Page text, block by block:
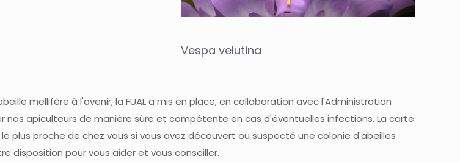
Vespa velutina
mellifère à l'avenir, la FUAL a mis en place, en collaboration avec l'Administration
nos apiculteurs de manière sûre et compétente en cas d'éventuelles infections. La carte
proche de chez vous si vous avez découvert ou suspecté une colonie d'abeilles
disposition pour vous aider et vous conseiller.